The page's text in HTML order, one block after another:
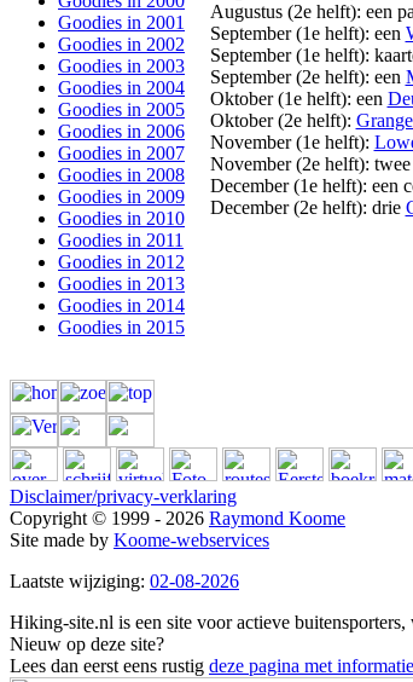
Goodies in 2001
Goodies in 2002
Goodies in 2003
Goodies in 2004
Goodies in 2005
Goodies in 2006
Goodies in 2007
Goodies in 2008
Goodies in 2009
Goodies in 2010
Goodies in 2011
Goodies in 2012
Goodies in 2013
Goodies in 2014
Goodies in 2015
Augustus (2e helft): een
September (1e helft): een
September (1e helft):
September (2e helft): een
Oktober (1e helft): een
Oktober (2e helft):
November (1e helft):
November (2e helft): twee
December (1e helft): een
December (2e helft): drie
Disclaimer/privacy-verklaring
Copyright © 1999 - 2026 Raymond Koome
Site made by Koome-webservices
Laatste wijziging: 02-08-2026
Hiking-site.nl is een site voor actieve
Nieuw op deze site?
Lees dan eerst eens rustig deze pagina met